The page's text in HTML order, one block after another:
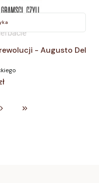
- Augusto Del
Przejdź do ostatniej strony z